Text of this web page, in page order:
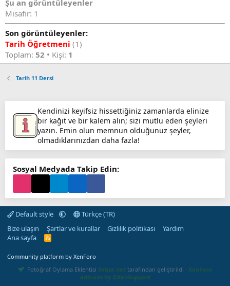
Şu an görüntüleyenler
Misafir: 1
Son görüntüleyenler:
Tarih Öğretmeni (1)
Toplam: 52 • Kişi: 1
Tarih 11 Dersi
Kendinizi keyifsiz hissettiğiniz zamanlarda elinize
bir kağıt ve bir kalem alın; sizi mutlu eden şeyleri
yazın. Emin olun memnun olduğunuz şeyler,
olmadıklarınızdan daha fazla!
Sosyal Medyada Takip Edin:
Default style
Türkçe (TR)
Bize ulaşın
Şartlar ve kurallar Gizlilik politikası
Yardım
Ana sayfa
R
Community platform by XenForo
Fotoğraf Oylama Eklentisi Sebze.net tarafından geliştirildi · XenForo
add-ons by ©XenSupport